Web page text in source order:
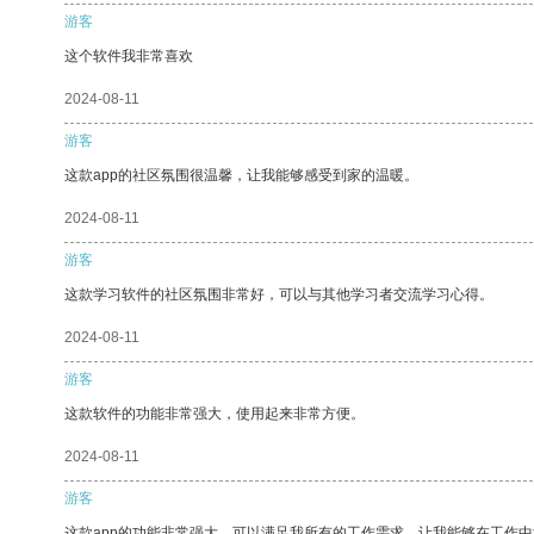
游客
这个软件我非常喜欢
2024-08-11
游客
这款app的社区氛围很温馨，让我能够感受到家的温暖。
2024-08-11
游客
这款学习软件的社区氛围非常好，可以与其他学习者交流学习心得。
2024-08-11
游客
这款软件的功能非常强大，使用起来非常方便。
2024-08-11
游客